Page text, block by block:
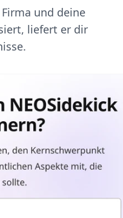
und deine
liefert er dir